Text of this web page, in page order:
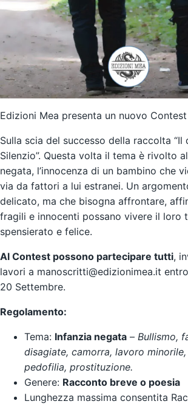
Edizioni Mea presenta un nuovo
Sulla scia del successo della raccolta “Il
Silenzio”. Questa volta il tema è rivolto
negata, l’innocenza di un bambino che
via da fattori a lui estranei. Un
delicato, ma che bisogna affrontare,
fragili e innocenti possano vivere il loro
spensierato e felice.
Al Contest possono partecipare tutti,
lavori a manoscritti@edizionimea.it
20 Settembre.
Regolamento:
Tema: Infanzia negata – Bullismo,
disagiate, camorra, lavoro
pedofilia, prostituzione.
Genere: Racconto breve o poesia
Lunghezza massima consentita